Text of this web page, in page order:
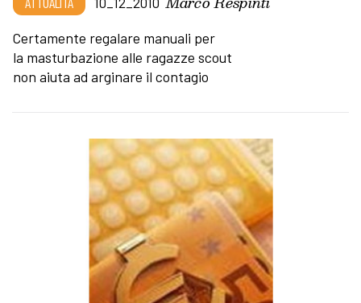
Certamente regalare manuali per
la masturbazione alle ragazze scout
non aiuta ad arginare il contagio